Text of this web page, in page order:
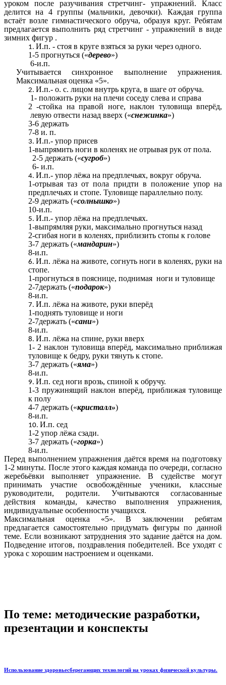
уроком после разучивания стретчинг- упражнений. Класс
делится на 4 группы (мальчики, девочки). Каждая группа
встаёт возле гимнастического обруча, образуя круг. Ребятам
предлагается выполнить ряд стретчинг - упражнений в виде
зимних фигур .
И.п. - стоя в круге взяться за руки через одного.
1-5 прогнуться («дерево»)
6-и.п.
Учитывается синхронное выполнение упражнения.
Максимальная оценка «5».
И.п.- о. с. лицом внутрь круга, в шаге от обруча.
1- положить руки на плечи соседу слева и справа
2 -стойка на правой ноге, наклон туловища вперёд,
левую отвести назад вверх («снежинка»)
3-6 держать
7-8 и. п.
И.п.- упор присев
1-выпрямить ноги в коленях не отрывая рук от пола.
2-5 держать («сугроб»)
6- и.п.
И.п.- упор лёжа на предплечьях, вокруг обруча.
1-отрывая таз от пола придти в положение упор на
предплечьях и стопе. Туловище параллельно полу.
2-9 держать («солнышко»)
10-и.п.
И.п.- упор лёжа на предплечьях.
1-выпрямляя руки, максимально прогнуться назад
2-сгибая ноги в коленях, приблизить стопы к голове
3-7 держать («мандарин»)
8-и.п.
И.п. лёжа на животе, согнуть ноги в коленях, руки на
стопе.
1-прогнуться в пояснице, поднимая ноги и туловище
2-7держать («подарок»)
8-и.п.
И.п. лёжа на животе, руки вперёд
1-поднять туловище и ноги
2-7держать («сани»)
8-и.п.
И.п. лёжа на спине, руки вверх
1- 2 наклон туловища вперёд, максимально приближая
туловище к бедру, руки тянуть к стопе.
3-7 держать («яма»)
8-и.п.
И.п. сед ноги врозь, спиной к обручу.
1-3 пружинящий наклон вперёд, приближая туловище
к полу
4-7 держать («кристалл»)
8-и.п.
И.п. сед
1-2 упор лёжа сзади.
3-7 держать («горка»)
8-и.п.
Перед выполнением упражнения даётся время на подготовку
1-2 минуты. После этого каждая команда по очереди, согласно
жеребьёвки выполняет упражнение. В судействе могут
принимать участие освобождённые ученики, классные
руководители, родители. Учитываются согласованные
действия команды, качество выполнения упражнения,
индивидуальные особенности учащихся.
Максимальная оценка «5». В заключении ребятам
предлагается самостоятельно придумать фигуры по данной
теме. Если возникают затруднения это задание даётся на дом.
Подведение итогов, поздравления победителей. Все уходят с
урока с хорошим настроением и оценками.
По теме: методические разработки,
презентации и конспекты
Использование здоровьесберегающих технологий на уроках физической культуры.